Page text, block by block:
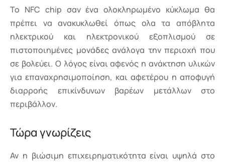
Το NFC chip σαν ένα ολοκληρωμένο κύκλωμα θα
πρέπει να ανακυκλωθεί όπως ολα τα απόβλητα
ηλεκτρικού και ηλεκτρονικού εξοπλισμού σε
πιστοποιημένες μονάδες ανάλογα την περιοχή που
σε βολεύει. Ο λόγος είναι αφενός η ανάκτηση υλικών
για επαναχρησιμοποίηση, και αφετέρου η αποφυγή
διαρροής επικίνδυνων βαρέων μετάλλων στο
περιβάλλον.
Τώρα γνωρίζεις
Αν η βιώσιμη επιχειρηματικότητα είναι υψηλά στο